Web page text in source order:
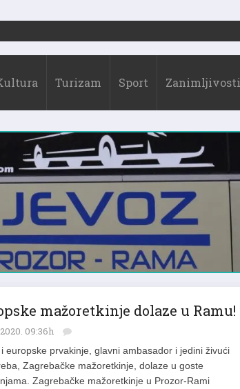
Turizam Sport Zanimljivosti
mažoretkinje dolaze u Ramu!
09:36h
europske prvakinje, glavni ambasador i jedini živući
Zagrebačke mažoretkinje, dolaze u goste
Zagrebačke mažoretkinje u Prozor-Rami